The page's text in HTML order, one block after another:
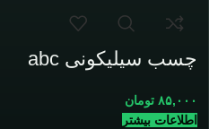
چسب سیلیکونی abc
۸۵,۰۰۰ تومان
اطلاعات بیشتر